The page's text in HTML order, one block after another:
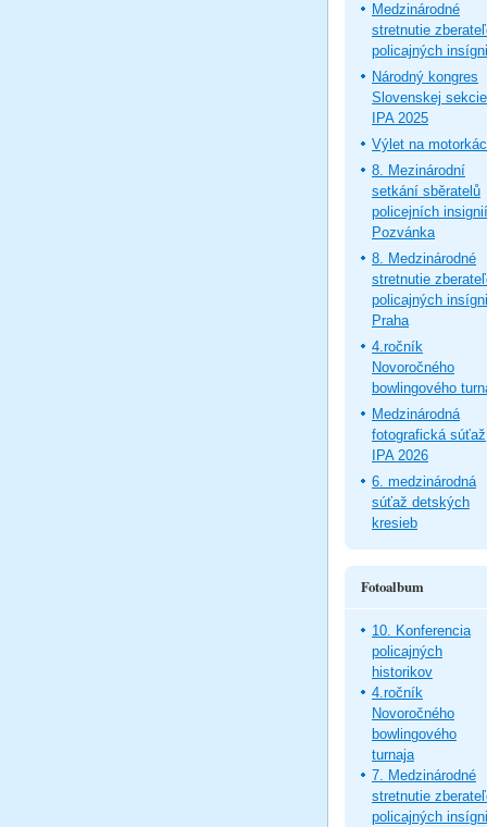
Medzinárodné
stretnutie
policajných
Národný kongres
Slovenskej sekcie
IPA 2025
Výlet na
8. Mezinárodní
setkání sběratelů
policejních
Pozvánka
8. Medzinárodné
stretnutie
policajných
Praha
4.ročník
Novoročného
bowlingového
Medzinárodná
fotografická súťaž
IPA 2026
6. medzinárodná
súťaž detských
kresieb
Fotoalbum
10. Konferencia
policajných
historikov
4.ročník
Novoročného
bowlingového
turnaja
7. Medzinárodné
stretnutie
policajných